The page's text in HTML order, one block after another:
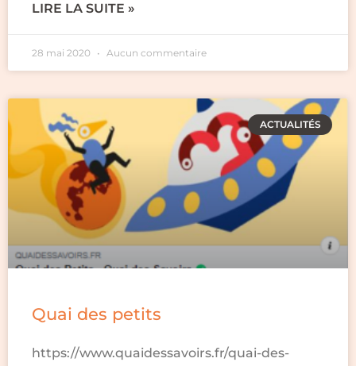
LIRE LA SUITE »
28 mai 2020 Aucun commentaire
ACTUALITÉS
Quai des petits
https://www.quaidessavoirs.fr/quai-des-